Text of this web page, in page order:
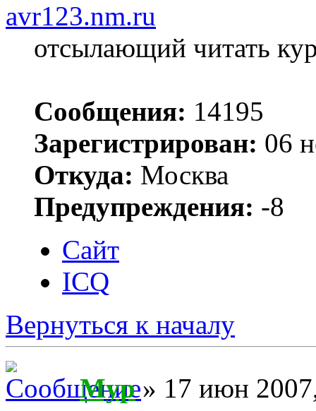
avr123.nm.ru
отсылающий читать
Сообщения: 14195
Зарегистрирован: 06
Откуда: Москва
Предупреждения: -8
Сайт
ICQ
Вернуться к началу
Myp» 17 июн